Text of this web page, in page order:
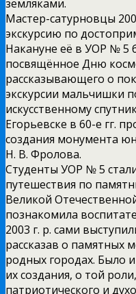
земляками.
Мастер-сатурновцы
экскурсию по
Накануне её в УОР № 5
посвящённое Дню
рассказывающего о
экскурсии мальчишки
искусственному
Егорьевске в 60-е гг.
создания монумента
Н. В. Фролова.
Студенты УОР № 5
путешествия по
Великой
познакомила
2003 г. р. сами
рассказав о памятных
родных городах. Было
их создания, о той
патриотического и